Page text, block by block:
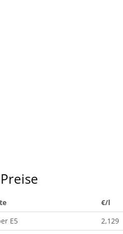
Preise
€/l
E5
2,129